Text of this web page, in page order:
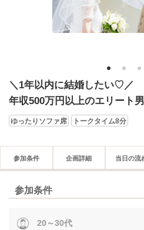
1 2 3
＼1年以内に結婚したい♡／
年収500万円以上のエリート
ゆったりソファ席 トークタイム8分
参加条件 企画詳細 当日の流
参加条件
20～30代